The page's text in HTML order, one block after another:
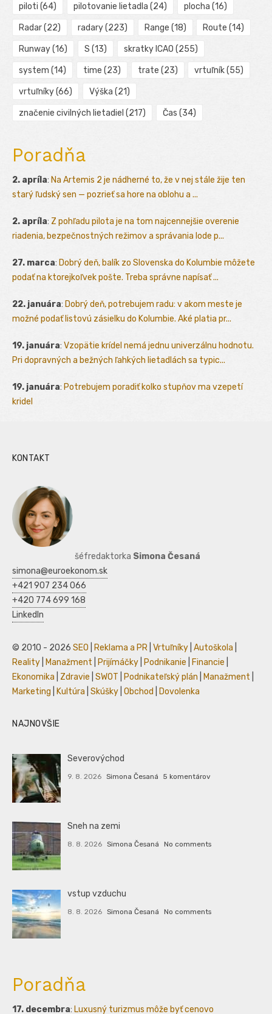
piloti (64) pilotovanie lietadla (24) plocha (16)
Radar(22) radary(223) Range (18) Route (14)
Runway(16) S (13) skratky ICAO (255)
system (14) time (23) trate (23) vrtuľník(55)
vrtuľníky(66) Výška (21)
značenie civilných lietadiel (217) Čas (34)
Poradňa
2. apríla: Na Artemis 2 je nádherné to, že v nej stále žije ten
starý ľudský sen — pozrieť sa hore na oblohu a ...
2. apríla: Z pohľadu pilota je na tom najcennejšie overenie
riadenia, bezpečnostných režimov a správania lode p...
27. marca: Dobrý deň, balík zo Slovenska do Kolumbie môžete
podať na ktorejkoľvek pošte. Treba správne napísať ...
22. januára: Dobrý deň, potrebujem radu: v akom meste je
možné podať listovú zásielku do Kolumbie. Aké platia pr...
19. januára: Vzopätie krídel nemá jednu univerzálnu hodnotu.
Pri dopravných a bežných ľahkých lietadlách sa typic...
19. januára: Potrebujem poradiť kolko stupňov ma vzepetí
kridel
KONTAKT
šéfredaktorka Simona Česaná
simona@euroekonom.sk
+421 907 234 066
+420 774 699 168
LinkedIn
© 2010 - 2026 SEO Reklama a PR Vrtuľníky Autoškola
Reality
Manažment Prijímáčky Podnikanie Financie
Ekonomika
Zdravie SWOT Podnikateľský plán Manažment
Marketing
Kultúra Skúšky Obchod Dovolenka
NAJNOVŠIE
Severovýchod
9. 8. 2026 Simona Česaná 5 komentárov
Sneh na zemi
8. 8. 2026 Simona Česaná No comments
vstup vzduchu
8. 8. 2026 Simona Česaná No comments
Poradňa
17. decembra: Luxusný turizmus môže byť cenovo